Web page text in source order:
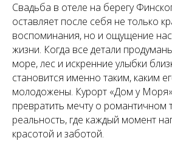
Свадьба в отеле на берегу
оставляет после себя не только
воспоминания, но и ощущение
жизни. Когда все детали
море, лес и искренние улыбки
становится именно таким, каким
молодожены. Курорт «Дом у
превратить мечту о романтичном
реальность, где каждый момент
красотой и заботой.